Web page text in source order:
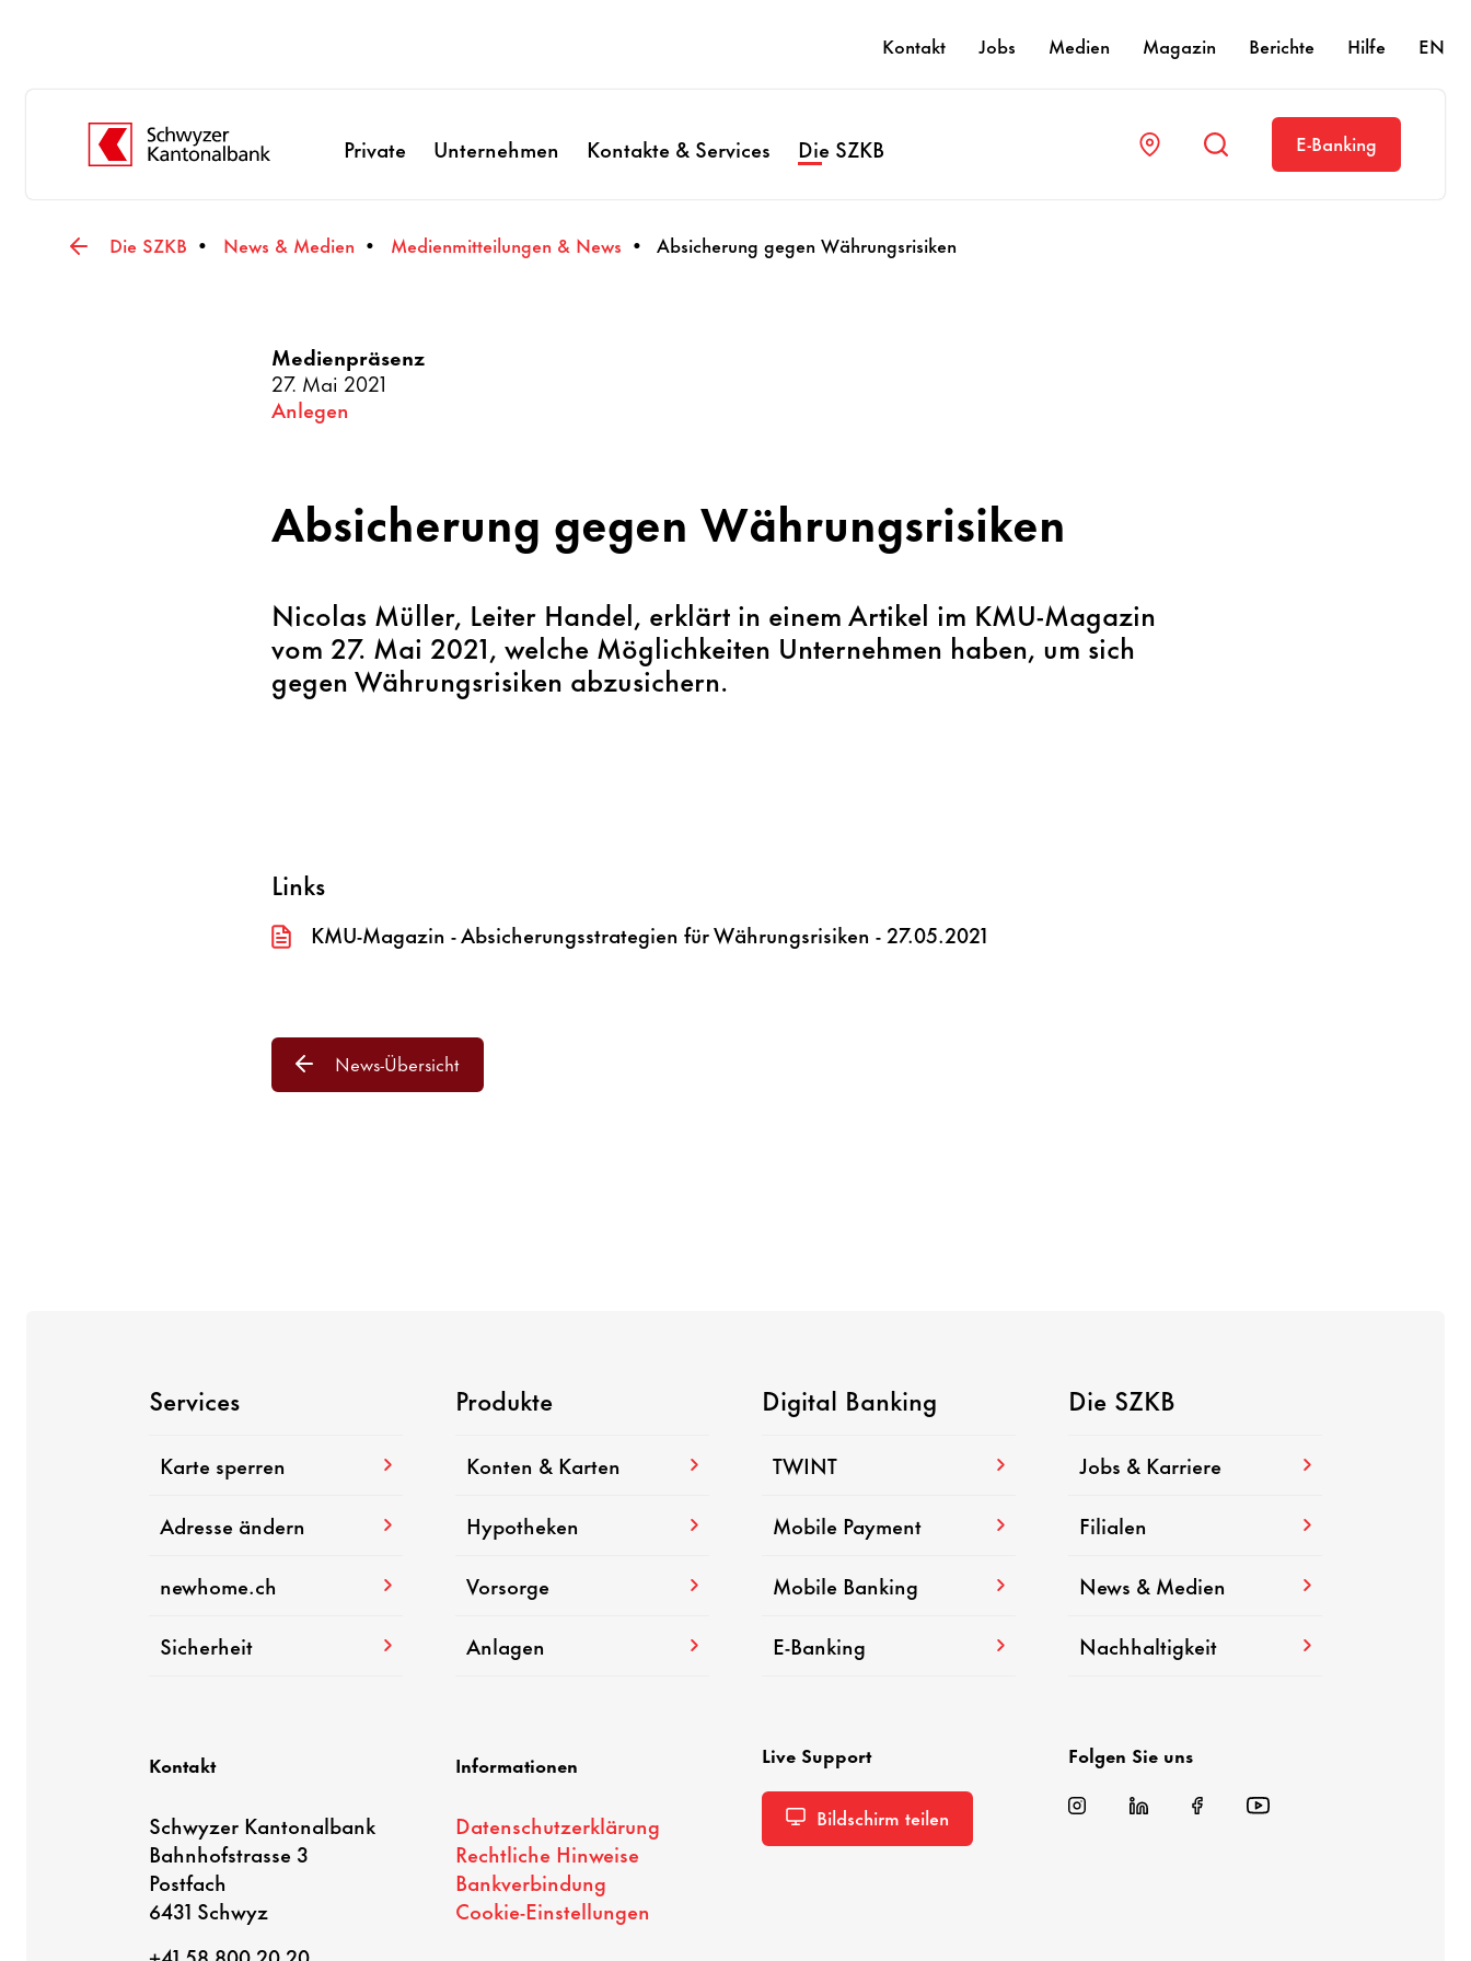
Kontakt Jobs Medien Magazin Berichte Hilfe EN
Private Unternehmen Kontakte & Services Die SZKB E-Banking
Die SZKB News & Medien Medienmitteilungen & News Absicherung gegen Währungsrisiken
Medienpräsenz
27. Mai 2021
Anlegen
Absicherung gegen Währungsrisiken
Nicolas Müller, Leiter Handel, erklärt in einem Artikel im KMU-Magazin
vom 27. Mai 2021, welche Möglichkeiten Unternehmen haben, um sich
gegen Währungsrisiken abzusichern.
Links
KMU-Magazin - Absicherungsstrategien für Währungsrisiken - 27.05.2021
News-Übersicht
Services
Karte sperren
Adresse ändern
newhome.ch
Sicherheit
Produkte
Konten & Karten
Hypotheken
Vorsorge
Anlagen
Digital Banking
TWINT
Mobile Payment
Mobile Banking
E-Banking
Die SZKB
Jobs & Karriere
Filialen
News & Medien
Nachhaltigkeit
Kontakt
Schwyzer Kantonalbank
Bahnhofstrasse 3
Postfach
6431 Schwyz
Informationen
Datenschutzerklärung
Rechtliche Hinweise
Bankverbindung
Cookie-Einstellungen
Live Support
Bildschirm teilen
Folgen Sie uns